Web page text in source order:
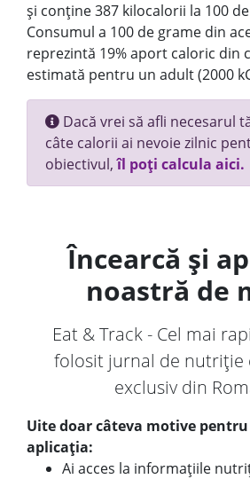
și conține 387 kilocalorii la 100
Consumul a 100 de grame din
reprezintă 19% aport caloric din
estimată pentru un adult (2000
Dacă vrei să afli necesarul
câte calorii ai nevoie zilnic
obiectivul,îl poți calcula aici.
Încearcă și
noastră de
Eat & Track - Cel mai
folosit jurnal de nutriție
exclusiv din
Uite doar câteva motive pentru
aplicația:
Ai acces la informațiile